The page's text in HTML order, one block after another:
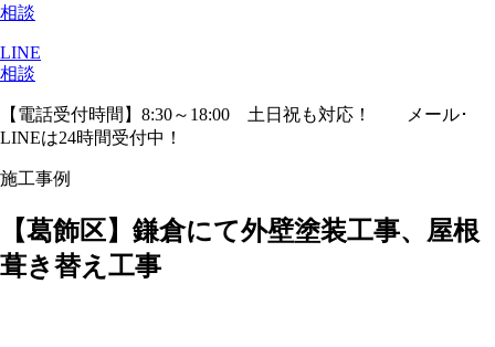
相談
LINE
相談
【電話受付時間】8:30～18:00 土日祝も対応！
メール･
LINEは24時間受付中！
施工事例
【葛飾区】鎌倉にて外壁塗装工事、屋根
葺き替え工事